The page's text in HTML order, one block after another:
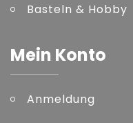
Basteln & Hobby
Mein Konto
Anmeldung